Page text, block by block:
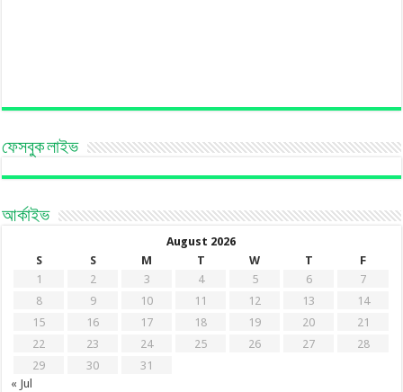
ফেসবুক লাইভ
আর্কাইভ
August 2026
S
S M T W T
F
1
2 3 4 5 6
7
8
9 10 11 12 13
14
15
16 17 18 19 20
21
22
23 24 25 26 27
28
29
30
31
« Jul